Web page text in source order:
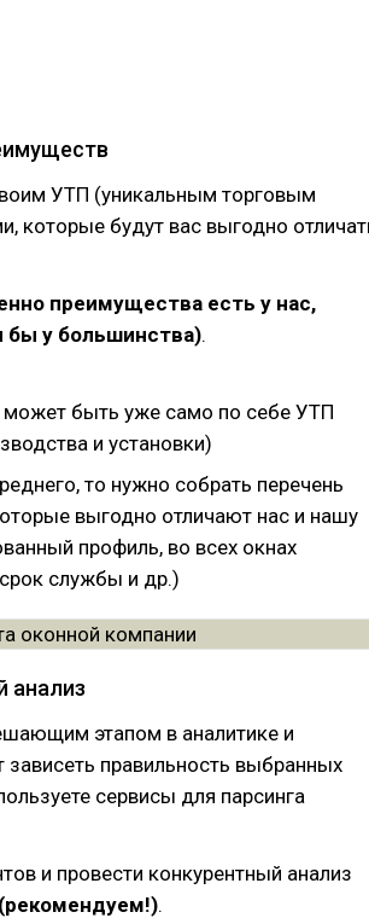
УТП (уникальным торговым
которые будут вас выгодно
преимущества есть у нас,
бы у большинства).
может быть уже само по себе УТП
и установки)
то нужно собрать перечень
выгодно отличают нас и нашу
профиль, во всех окнах
службы и др.)
анализ
этапом в аналитике и
зависеть правильность выбранных
сервисы для парсинга
и провести конкурентный анализ
(рекомендуем!).